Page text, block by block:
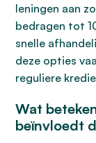
leningen aan
bedragen tot
snelle
deze opties
reguliere
Wat
beïnvloedt